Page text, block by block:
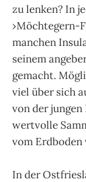
zu lenken? In
›Möchtegern-
manchen
seinem
gemacht.
viel über sich
von der
wertvolle
vom
In der